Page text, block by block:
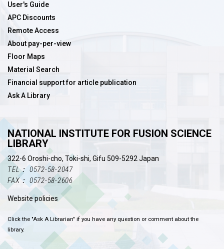
User's Guide
APC Discounts
Remote Access
About pay-per-view
Floor Maps
Material Search
Financial support for article publication
Ask A Library
NATIONAL INSTITUTE FOR FUSION SCIENCE
LIBRARY
322-6 Oroshi-cho, Toki-shi, Gifu 509-5292 Japan
TEL： 0572-58-2047
FAX： 0572-58-2606
Website policies
Click the "Ask A Librarian" if you have any question or comment about the
library.